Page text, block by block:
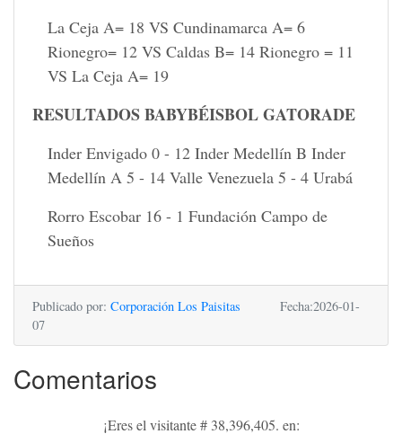
La Ceja A= 18 VS Cundinamarca A= 6
Rionegro= 12 VS Caldas B= 14 Rionegro = 11
VS La Ceja A= 19
RESULTADOSBABYBÉISBOLGATORADE
Inder Envigado 0 - 12 Inder Medellín B Inder
Medellín A 5 - 14 Valle Venezuela 5 - 4 Urabá
Rorro Escobar 16 - 1 Fundación Campo de
Sueños
Publicado por: Corporación Los Paisitas Fecha:2026-01-
07
Comentarios
¡Eres el visitante # 38,396,405. en: